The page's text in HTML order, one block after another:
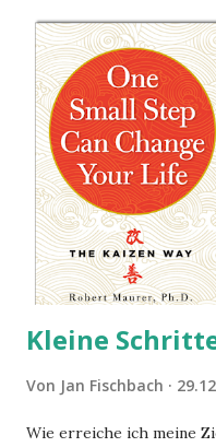
Kleine
Von Jan Fischbach
Wie erreiche ich meine